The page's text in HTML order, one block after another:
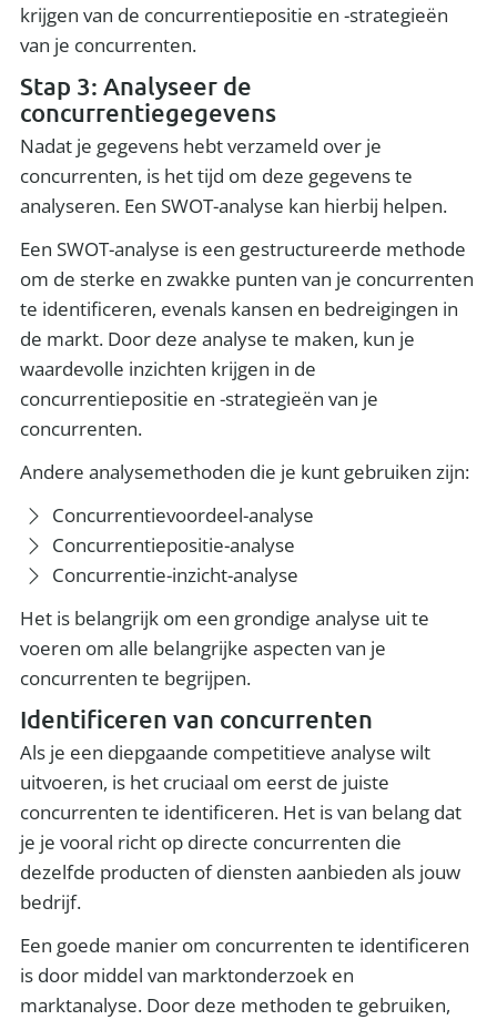
krijgen van de concurrentiepositie en -strategieën
van je concurrenten.
Stap 3: Analyseer de
concurrentiegegevens
Nadat je gegevens hebt verzameld over je
concurrenten, is het tijd om deze gegevens te
analyseren. Een SWOT-analyse kan hierbij helpen.
Een SWOT-analyse is een gestructureerde methode
om de sterke en zwakke punten van je concurrenten
te identificeren, evenals kansen en bedreigingen in
de markt. Door deze analyse te maken, kun je
waardevolle inzichten krijgen in de
concurrentiepositie en -strategieën van je
concurrenten.
Andere analysemethoden die je kunt gebruiken zijn:
Concurrentievoordeel-analyse
Concurrentiepositie-analyse
Concurrentie-inzicht-analyse
Het is belangrijk om een grondige analyse uit te
voeren om alle belangrijke aspecten van je
concurrenten te begrijpen.
Identificeren van concurrenten
Als je een diepgaande competitieve analyse wilt
uitvoeren, is het cruciaal om eerst de juiste
concurrenten te identificeren. Het is van belang dat
je je vooral richt op directe concurrenten die
dezelfde producten of diensten aanbieden als jouw
bedrijf.
Een goede manier om concurrenten te identificeren
is door middel van marktonderzoek en
marktanalyse. Door deze methoden te gebruiken,